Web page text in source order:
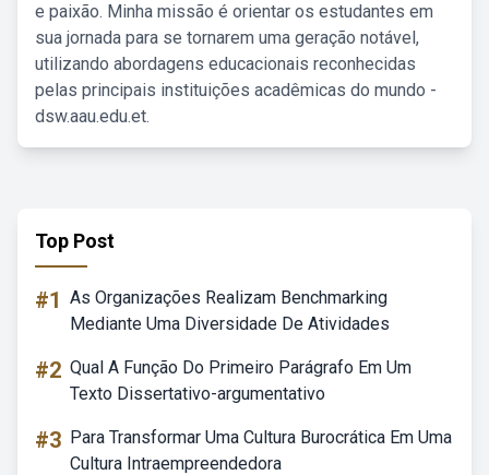
e paixão. Minha missão é orientar os estudantes em
sua jornada para se tornarem uma geração notável,
utilizando abordagens educacionais reconhecidas
pelas principais instituições acadêmicas do mundo -
dsw.aau.edu.et.
Top Post
#1 As Organizações Realizam Benchmarking
Mediante Uma Diversidade De Atividades
#2 Qual A Função Do Primeiro Parágrafo Em Um
Texto Dissertativo-argumentativo
#3 Para Transformar Uma Cultura Burocrática Em Uma
Cultura Intraempreendedora